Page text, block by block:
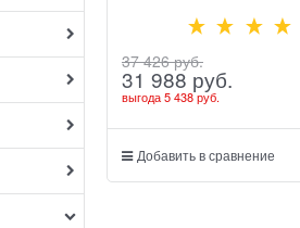
37 426 руб.
31 988 руб.
выгода5 438 руб.
Добавить в сравнение